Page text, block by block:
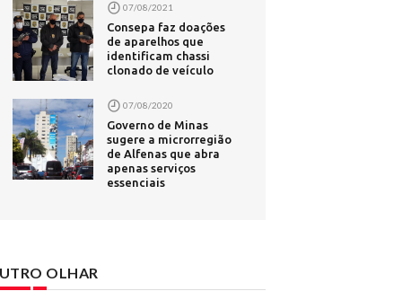
caça-
caso
de
07/08/2021
Consepa faz doações
de aparelhos que
identificam chassi
clonado de veículo
07/08/2020
Governo de Minas
sugere a microrregião
de Alfenas que abra
apenas serviços
essenciais
OLHAR